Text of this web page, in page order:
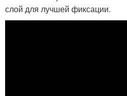
слой для лучшей фиксации.